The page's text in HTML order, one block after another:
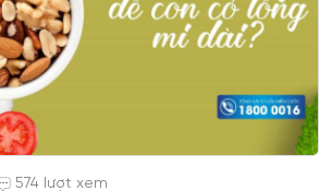
574 lượt xem